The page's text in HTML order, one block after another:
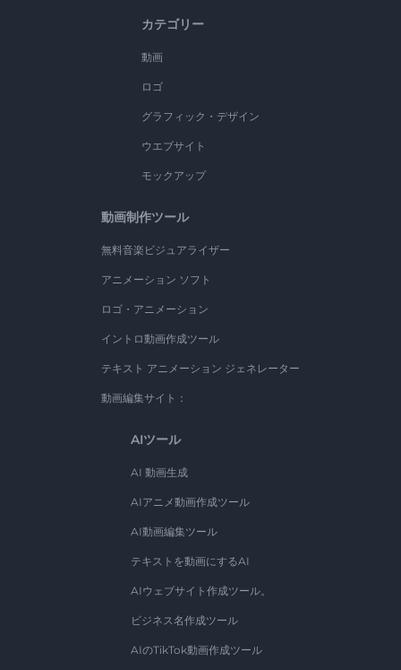
カテゴリー
動画
ロゴ
グラフィック・デザイン
ウエブサイト
モックアップ
動画制作ツール
無料音楽ビジュアライザー
アニメーション ソフト
ロゴ・アニメーション
イントロ動画作成ツール
テキスト アニメーション ジェネレーター
動画編集サイト：
AIツール
AI 動画生成
AIアニメ動画作成ツール
AI動画編集ツール
テキストを動画にするAI
AIウェブサイト作成ツール。
ビジネス名作成ツール
AIのTikTok動画作成ツール